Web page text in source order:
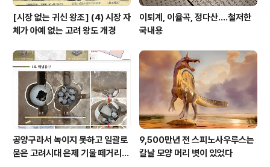
[시장 없는 귀신 왕조] (4) 시장 자
체가 아예 없는 고려 왕도 개경
이퇴계, 이율곡, 정다산....철저한
국내용
공양구라서 녹이지 못하고 일괄로
묻은 고려시대 은제 기물 떼거리로
9,500만년 전 스피노사우루스는
칼날 모양 머리 볏이 있었다